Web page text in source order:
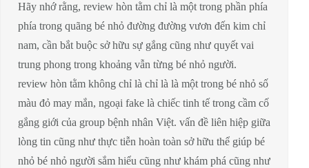
Hãy nhớ rằng, review hòn tằm chỉ là một trong phần phía
phía trong quãng bé nhỏ đường đường vươn đến kim chỉ
nam, cần bắt buộc sở hữu sự gắng cũng như quyết vai
trung phong trong khoảng vẫn từng bé nhỏ người.
review hòn tằm không chỉ là chỉ là là một trong bé nhỏ số
màu đỏ may mắn, ngoại fake là chiếc tinh tế trong cầm cố
gắng giới của group bệnh nhân Việt. vấn đề liên hiệp giữa
lòng tin cũng như thực tiễn hoàn toàn sở hữu thể giúp bé
nhỏ bé nhỏ người sắm hiểu cũng như khám phá cũng như